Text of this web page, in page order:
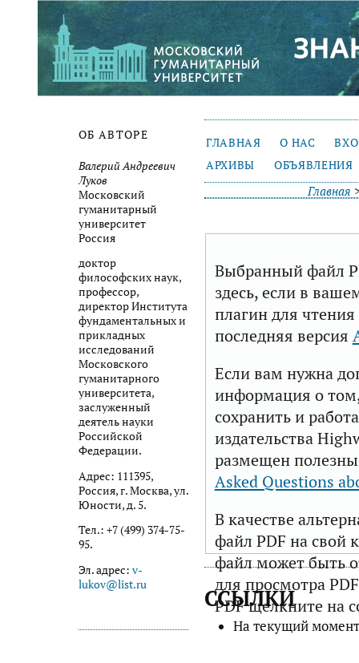
ОБ АВТОРЕ
Валерий Андреевич
Луков
Московский
гуманитарный
университет
Россия
доктор
философских наук,
профессор,
директор Института
фундаментальных и
прикладных
исследований
Московского
гуманитарного
университета,
заслуженный
деятель науки
Российской
Федерации.
Адрес: 111395,
Россия, г. Москва, ул.
Юности, д. 5.
Тел.: +7 (499) 374-75-
95.
Эл. адрес: v-
lukov@list.ru
ГЛАВНАЯ О НАС
АРХИВЫ
ОБЪЯВЛЕНИЯ
Главная
Выбранный файл
здесь, если в
плагин для
последняя версия
Если вам нужна
информация о том,
сохранить и
издательства
размещен
Asked Questions
В качестве
файл PDF на свой
файл может быть
для просмотра
PDF щелкните на
ССЫЛКИ
На текущий